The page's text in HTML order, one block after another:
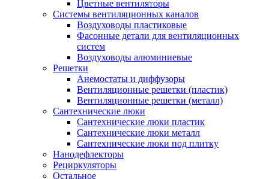
Цветные вентиляторы
Системы вентиляционных каналов
Воздуховоды пластиковые
Фасонные детали для вентиляционных
систем
Воздуховоды алюминиевые
Решетки
Анемостаты и диффузоры
Вентиляционные решетки (пластик)
Вентиляционные решетки (металл)
Сантехнические люки
Сантехнические люки пластик
Сантехнические люки металл
Сантехнические люки под плитку
Нанодефлекторы
Рециркуляторы
Остальное